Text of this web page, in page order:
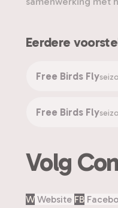
Eerdere
Free Birds Fly
Free Birds Fly
Volg
W Website FB